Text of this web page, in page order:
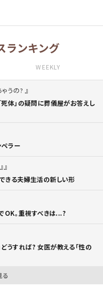
ランキング
WEEKLY
うの?
体」の疑問に葬儀屋がお答えし
ラー
きる夫婦生活の新しい形
OK。重視すべきは...?
うすれば? 女医が教える「性の
る